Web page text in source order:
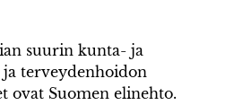
suurin kunta- ja
ja terveydenhoidon
ovat Suomen elinehto.